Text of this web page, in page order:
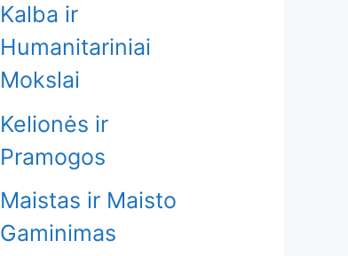
Kalba ir
Humanitariniai
Mokslai
Kelionės ir
Pramogos
Maistas ir Maisto
Gaminimas